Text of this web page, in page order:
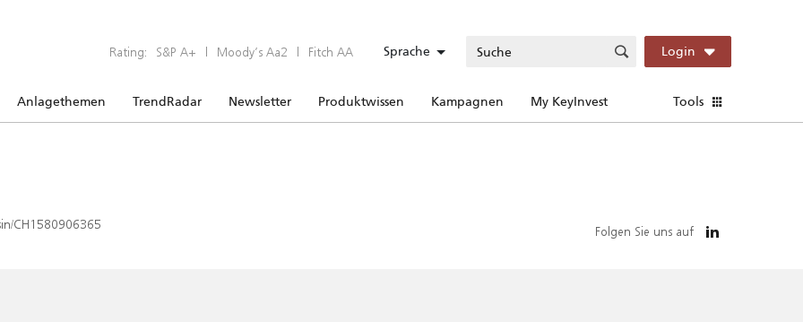
Rating: S&P A+ | Moody’s Aa2 | Fitch AA Sprache Login
Anlagethemen TrendRadar Newsletter Produktwissen Kampagnen My KeyInvest Tools
CH1580906365 Folgen Sie uns auf